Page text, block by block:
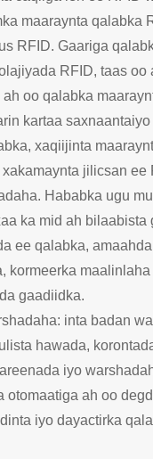
maaraynta qalabka
RFID. Gaariga
RFID, taas oo
oo qalabka
kartaa saxnaanta
xaqiijinta
jilicsan ee
Hababka ugu
ka mid ah bilaabista
ee qalabka,
kormeerka
gaadiidka.
inta badan
hawada,
iyo
otomaatiga ah oo
iyo dayactirka